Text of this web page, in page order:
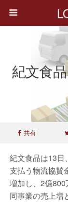
紀文食
共有
紀文食品は13日
支払う物流協賛
増加し、2億800
同事業の売上増